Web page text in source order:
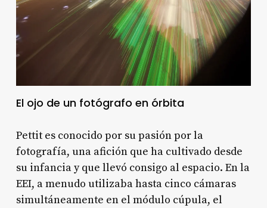
El ojo de un fotógrafo en órbita
Pettit es conocido por su pasión por la
fotografía, una afición que ha cultivado desde
su infancia y que llevó consigo al espacio. En la
EEI, a menudo utilizaba hasta cinco cámaras
simultáneamente en el módulo cúpula, el